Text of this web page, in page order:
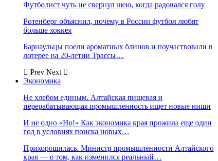
Футболист чуть не свернул шею, когда радовался голу
Ротенберг объяснил, почему в России футбол любят
больше хоккея
Барнаульцы поели ароматных блинов и поучаствовали в
лотерее на 20-летии Трассы…
Prev Next
Экономика
Не хлебом единым. Алтайская пищевая и
перерабатывающая промышленность ищет новые ниши
И не одно «Но!» Как экономика края прожила еще один
год в условиях поиска новых…
Прихорошилась. Министр промышленности Алтайского
края — о том, как изменился реальный…